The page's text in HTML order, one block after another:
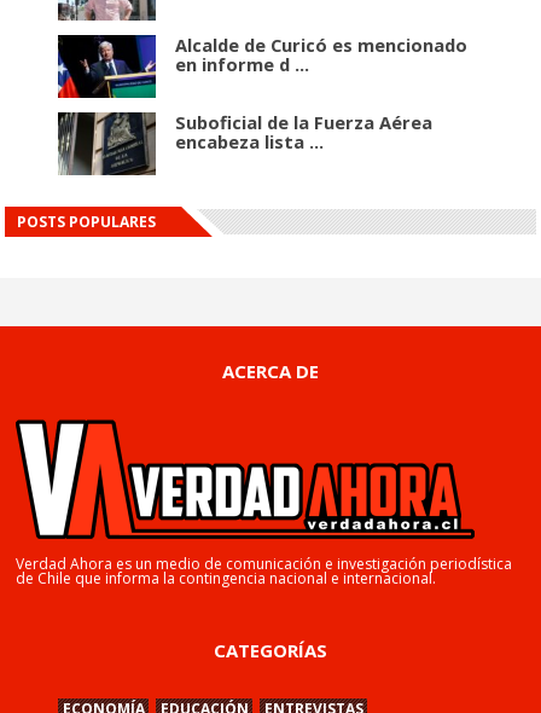
Alcalde de Curicó es mencionado
en informe d ...
Suboficial de la Fuerza Aérea
encabeza lista ...
POSTS POPULARES
ACERCA DE
Verdad Ahora es un medio de comunicación e investigación periodística
de Chile que informa la contingencia nacional e internacional.
CATEGORÍAS
ECONOMÍA EDUCACIÓN ENTREVISTAS